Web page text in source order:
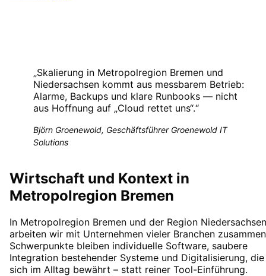
„Skalierung in Metropolregion Bremen und
Niedersachsen kommt aus messbarem Betrieb:
Alarme, Backups und klare Runbooks — nicht
aus Hoffnung auf „Cloud rettet uns“.“
Björn Groenewold, Geschäftsführer Groenewold IT
Solutions
Wirtschaft und Kontext in
Metropolregion Bremen
In Metropolregion Bremen und der Region Niedersachsen
arbeiten wir mit Unternehmen vieler Branchen
Schwerpunkte bleiben individuelle Software, saubere
Integration bestehender Systeme und Digitalisierung, die
sich im Alltag bewährt – statt reiner Tool-Einführung.